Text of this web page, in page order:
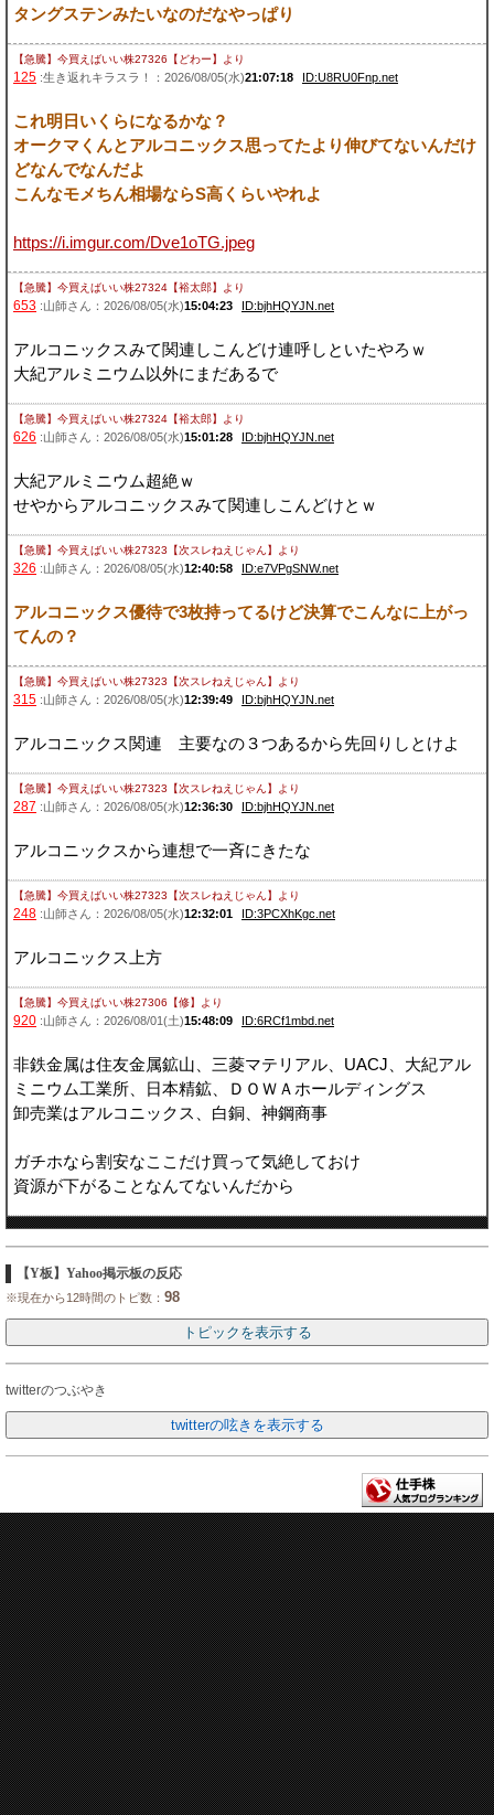
タングステンみたいなのだなやっぱり
【急騰】今買えばいい株27326【どわー】 より
125 :生き返れキラスラ！：2026/08/05(水)21:07:18 ID:U8RU0Fnp.net
これ明日いくらになるかな？
オークマくんとアルコニックス思ってたより伸びてないんだけ
どなんでなんだよ
こんなモメちん相場ならS高くらいやれよ
https://i.imgur.com/Dve1oTG.jpeg
【急騰】今買えばいい株27324【裕太郎】 より
653 :山師さん：2026/08/05(水)15:04:23 ID:bjhHQYJN.net
アルコニックスみて関連しこんどけ連呼しといたやろｗ
大紀アルミニウム以外にまだあるで
【急騰】今買えばいい株27324【裕太郎】 より
626 :山師さん：2026/08/05(水)15:01:28 ID:bjhHQYJN.net
大紀アルミニウム超絶ｗ
せやからアルコニックスみて関連しこんどけとｗ
【急騰】今買えばいい株27323【次スレねえじゃん】 より
326 :山師さん：2026/08/05(水)12:40:58 ID:e7VPgSNW.net
アルコニックス優待で3枚持ってるけど決算でこんなに上がっ
てんの？
【急騰】今買えばいい株27323【次スレねえじゃん】 より
315 :山師さん：2026/08/05(水)12:39:49 ID:bjhHQYJN.net
アルコニックス関連 主要なの３つあるから先回りしとけよ
【急騰】今買えばいい株27323【次スレねえじゃん】 より
287 :山師さん：2026/08/05(水)12:36:30 ID:bjhHQYJN.net
アルコニックスから連想で一斉にきたな
【急騰】今買えばいい株27323【次スレねえじゃん】 より
248 :山師さん：2026/08/05(水)12:32:01 ID:3PCXhKgc.net
アルコニックス上方
【急騰】今買えばいい株27306【修】 より
920 :山師さん：2026/08/01(土)15:48:09 ID:6RCf1mbd.net
非鉄金属は住友金属鉱山、三菱マテリアル、UACJ、大紀アル
ミニウム工業所、日本精鉱、ＤＯＷＡホールディングス
卸売業はアルコニックス、白銅、神鋼商事
ガチホなら割安なここだけ買って気絶しておけ
資源が下がることなんてないんだから
【Y板】Yahoo掲示板の反応
※現在から12時間のトピ数： 98
twitterのつぶやき